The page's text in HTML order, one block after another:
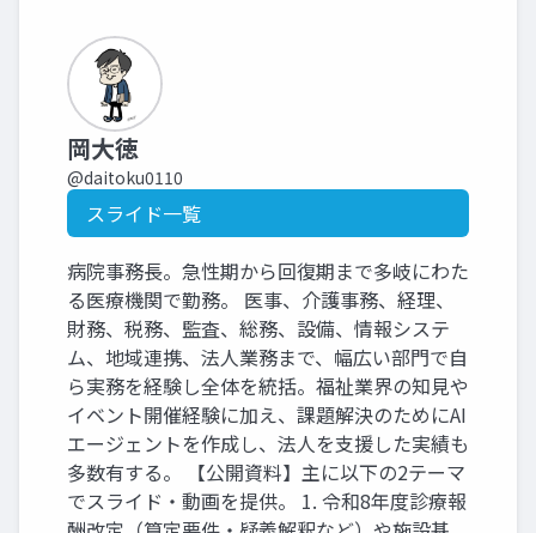
岡大徳
@daitoku0110
スライド一覧
病院事務長。急性期から回復期まで多岐にわた
る医療機関で勤務。 医事、介護事務、経理、
財務、税務、監査、総務、設備、情報システ
ム、地域連携、法人業務まで、幅広い部門で自
ら実務を経験し全体を統括。福祉業界の知見や
イベント開催経験に加え、課題解決のためにAI
エージェントを作成し、法人を支援した実績も
多数有する。 【公開資料】主に以下の2テーマ
でスライド・動画を提供。 1. 令和8年度診療報